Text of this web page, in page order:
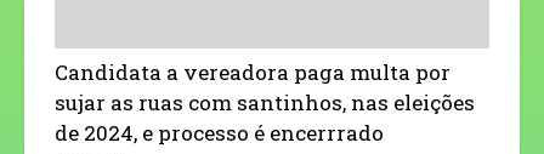
Candidata a vereadora paga multa por
sujar as ruas com santinhos, nas eleições
de 2024, e processo é encerrrado